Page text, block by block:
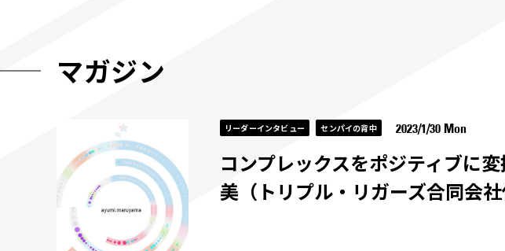
マガジン
リーダーインタビュー センパイの背中 2023/1/30 Mon
コンプレックスをポジティブに
美（トリプル・リガーズ合同会社